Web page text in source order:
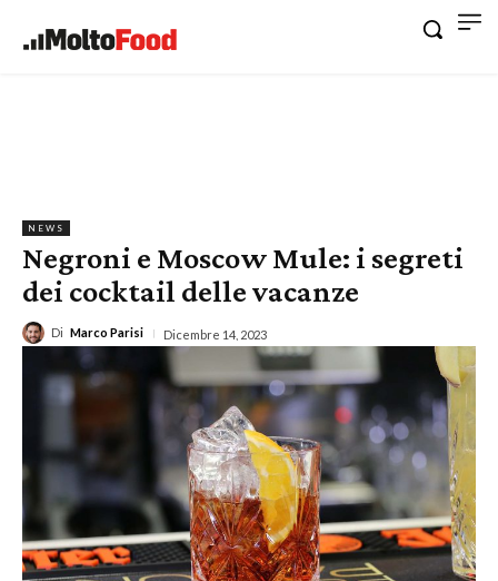
NEWS
Negroni e Moscow Mule: i segreti
dei cocktail delle vacanze
Di Marco Parisi Dicembre 14, 2023